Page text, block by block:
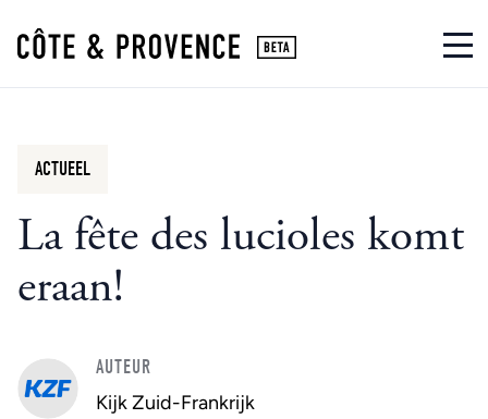
La fête des lucioles komt
eraan!
ACTUEEL
AUTEUR
Kijk Zuid-Frankrijk